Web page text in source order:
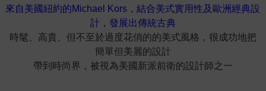
來自美國紐約的Michael Kors，結合美式實用性及歐洲經典設
計，發展出傳統古典
時髦、高貴、但不至於過度花俏的的美式風格，很成功地把
簡單但美麗的設計
帶到時尚界，被視為美國新派前衛的設計師之一